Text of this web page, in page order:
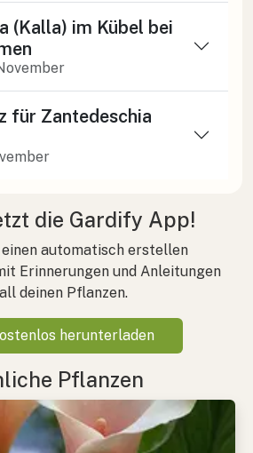
(Kalla) im Kübel bei
für Zantedeschia
die Gardify App!
automatisch erstellen
Erinnerungen und Anleitungen
deinen Pflanzen.
herunterladen
Pflanzen